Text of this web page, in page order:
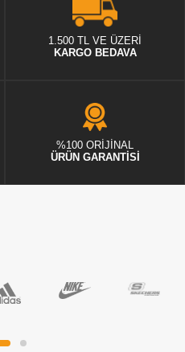
1.500 TL VE ÜZERİ
KARGO BEDAVA
%100 ORİJİNAL
ÜRÜN GARANTİSİ